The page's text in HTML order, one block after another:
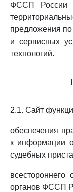
ФССП России
предложения
и сервисных
технологий.
2.1. Сайт
обеспечения
к информации
судебных
органов ФССП